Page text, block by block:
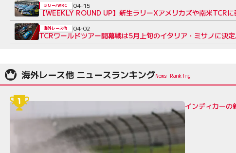
【WEEKLY ROUND UP】新生ラリーXアメリカズや南米TCR
ラリー/WRC 04-15
TCRワールドツアー開幕戦は5月上旬のイタリア・ミサノに決
海外レース他 04-02
海外レース他 ニュースランキング
インディカーの